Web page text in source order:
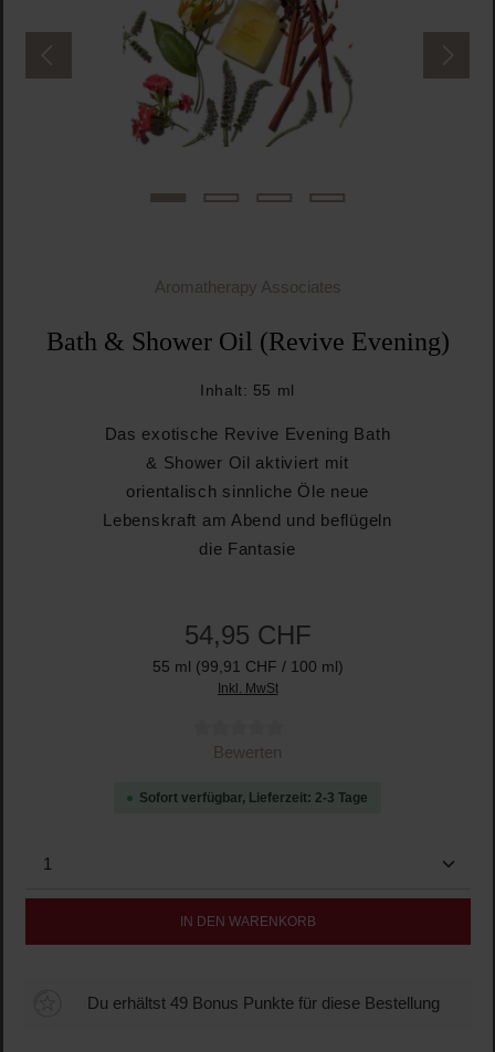
Aromatherapy Associates
Bath & Shower Oil (Revive Evening)
Inhalt: 55 ml
Das exotische Revive Evening Bath
& Shower Oil aktiviert mit
orientalisch sinnliche Öle neue
Lebenskraft am Abend und beflügeln
die Fantasie
54,95 CHF
55 ml (99,91 CHF / 100 ml)
Inkl. MwSt
Durchschnittliche Bewertung von 0 von 5 Sternen
Bewerten
Sofort verfügbar, Lieferzeit: 2-3 Tage
Produkt Anzahl: Gib den gewünschten Wert ein
IN DEN WARENKORB
Du erhältst 49 Bonus Punkte für diese Bestellung